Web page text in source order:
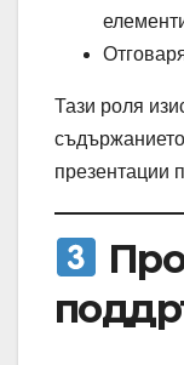
Тази роля
презентации